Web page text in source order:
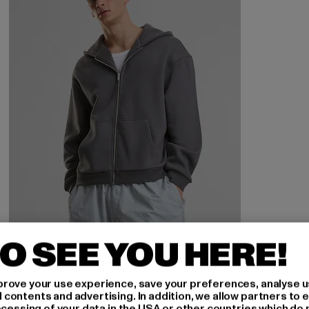
URBAN CLASSICS
Fluffy
37,79 EUR
Derzeitiger Preis: 37,79 EUR
59,99 EURAktionspreis: 59,99 EUR
SEE YOU HERE!
your use experience, save your preferences, analyse
and advertising. In addition, we allow partners to